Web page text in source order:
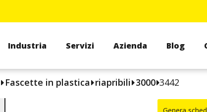
Industria Servizi Azienda Blog
Fascette in plastica riapribili 3000 3442